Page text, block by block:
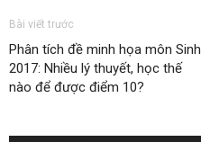
Bài viết trước
Phân tích đề minh họa môn Sinh
2017: Nhiều lý thuyết, học thế
nào để được điểm 10?